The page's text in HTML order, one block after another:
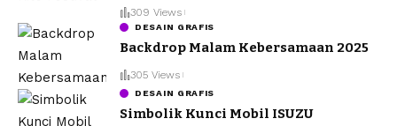
309 Views
DESAIN GRAFIS
Backdrop Malam Kebersamaan 2025
305 Views
DESAIN GRAFIS
Simbolik Kunci Mobil ISUZU